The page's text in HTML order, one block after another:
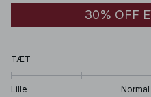
30% OFF
TÆT
Lille